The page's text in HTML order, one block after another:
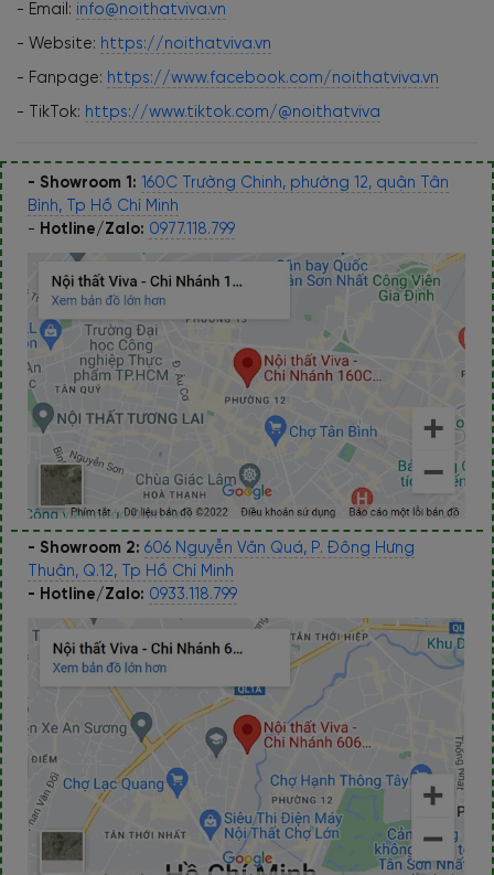
- Email: info@noithatviva.vn
- Website: https://noithatviva.vn
- Fanpage: https://www.facebook.com/noithatviva.vn
- TikTok: https://www.tiktok.com/@noithatviva
- Showroom 1: 160C Trường Chinh, phường 12, quận Tân
Bình, Tp Hồ Chí Minh
- Hotline/Zalo: 0977.118.799
- Showroom 2: 606 Nguyễn Văn Quá, P. Đông Hưng
Thuận, Q.12, Tp Hồ Chí Minh
- Hotline/Zalo: 0933.118.799